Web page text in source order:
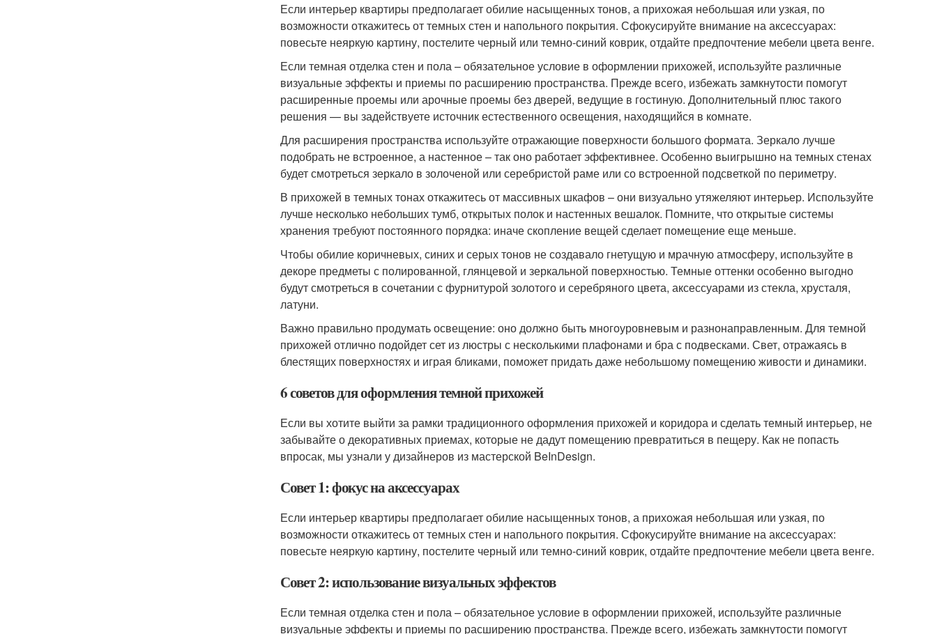
Если интерьер квартиры предполагает обилие насыщенных тонов, а прихожая небольшая или узкая, по
возможности откажитесь от темных стен и напольного покрытия. Сфокусируйте внимание на аксессуарах:
повесьте неяркую картину, постелите черный или темно-синий коврик, отдайте предпочтение мебели цвета венге.
Если темная отделка стен и пола – обязательное условие в оформлении прихожей, используйте различные
визуальные эффекты и приемы по расширению пространства. Прежде всего, избежать замкнутости помогут
расширенные проемы или арочные проемы без дверей, ведущие в гостиную. Дополнительный плюс такого
решения — вы задействуете источник естественного освещения, находящийся в комнате.
Для расширения пространства используйте отражающие поверхности большого формата. Зеркало лучше
подобрать не встроенное, а настенное – так оно работает эффективнее. Особенно выигрышно на темных стенах
будет смотреться зеркало в золоченой или серебристой раме или со встроенной подсветкой по периметру.
В прихожей в темных тонах откажитесь от массивных шкафов – они визуально утяжеляют интерьер. Используйте
лучше несколько небольших тумб, открытых полок и настенных вешалок. Помните, что открытые системы
хранения требуют постоянного порядка: иначе скопление вещей сделает помещение еще меньше.
Чтобы обилие коричневых, синих и серых тонов не создавало гнетущую и мрачную атмосферу, используйте в
декоре предметы с полированной, глянцевой и зеркальной поверхностью. Темные оттенки особенно выгодно
будут смотреться в сочетании с фурнитурой золотого и серебряного цвета, аксессуарами из стекла, хрусталя,
латуни.
Важно правильно продумать освещение: оно должно быть многоуровневым и разнонаправленным. Для темной
прихожей отлично подойдет сет из люстры с несколькими плафонами и бра с подвесками. Свет, отражаясь в
блестящих поверхностях и играя бликами, поможет придать даже небольшому помещению живости и динамики.
6 советов для оформления темной прихожей
Если вы хотите выйти за рамки традиционного оформления прихожей и коридора и сделать темный интерьер, не
забывайте о декоративных приемах, которые не дадут помещению превратиться в пещеру. Как не попасть
впросак, мы узнали у дизайнеров из мастерской BeInDesign.
Совет 1: фокус на аксессуарах
Если интерьер квартиры предполагает обилие насыщенных тонов, а прихожая небольшая или узкая, по
возможности откажитесь от темных стен и напольного покрытия. Сфокусируйте внимание на аксессуарах:
повесьте неяркую картину, постелите черный или темно-синий коврик, отдайте предпочтение мебели цвета венге.
Совет 2: использование визуальных эффектов
Если темная отделка стен и пола – обязательное условие в оформлении прихожей, используйте различные
визуальные эффекты и приемы по расширению пространства. Прежде всего, избежать замкнутости помогут